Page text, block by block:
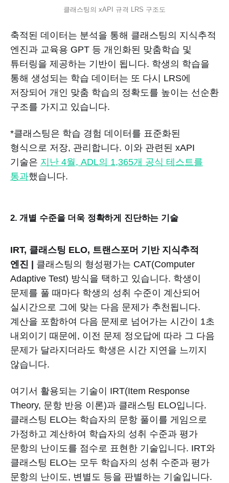
클래스팅의 xAPI 규격 LRS 구조도
축적된 데이터는 분석을 통해 클래스팅의 지식추적
엔진과 교육용 GPT 등 개인화된 맞춤학습 및
튜터링을 제공하는 기반이 됩니다. 학생의 학습을
통해 생성되는 학습 데이터는 또 다시 LRS에
저장되어 개인 맞춤 학습의 정확도를 높이는 선순환
구조를 가지고 있습니다.
*클래스팅은 학습 경험 데이터를 표준화된
형식으로 저장, 관리합니다. 이와 관련된 xAPI
기술은 지난 4월, ADL의 1,365개 공식 테스트를
통과했습니다.
2. 개별 수준을 더욱 정확하게 진단하는 기술
IRT, 클래스팅 ELO, 트랜스포머 기반 지식추적
엔진 | 클래스팅의 형성평가는 CAT(Computer
Adaptive Test) 방식을 택하고 있습니다. 학생이
문제를 풀 때마다 학생의 성취 수준이 계산되어
실시간으로 그에 맞는 다음 문제가 추천됩니다.
계산을 포함하여 다음 문제로 넘어가는 시간이 1초
내외이기 때문에, 이전 문제 정오답에 따라 그 다음
문제가 달라지더라도 학생은 시간 지연을 느끼지
않습니다.
여기서 활용되는 기술이 IRT(Item Response
Theory, 문항 반응 이론)과 클래스팅 ELO입니다.
클래스팅 ELO는 학습자의 문항 풀이를 게임으로
가정하고 계산하여 학습자의 성취 수준과 평가
문항의 난이도를 점수로 표현한 기술입니다. IRT와
클래스팅 ELO는 모두 학습자의 성취 수준과 평가
문항의 난이도, 변별도 등을 판별하는 기술입니다.